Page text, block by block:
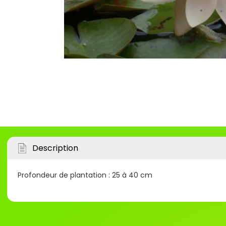
Description
Profondeur de plantation : 25 à 40 cm